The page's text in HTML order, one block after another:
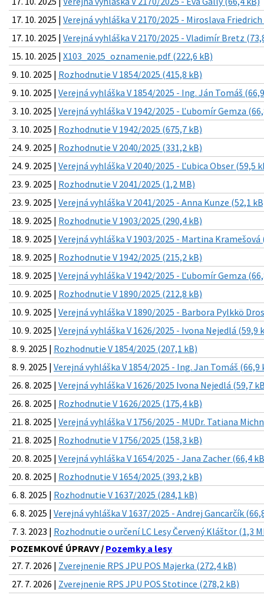
17. 10. 2025 | Verejná vyhláška V 2170/2025 - Miroslava
17. 10. 2025 | Verejná vyhláška V 2170/2025 - Vladimír Bretz
15. 10. 2025 | X103_2025_oznamenie.pdf (222,6 kB)
9. 10. 2025 | Rozhodnutie V 1854/2025 (415,8 kB)
9. 10. 2025 | Verejná vyhláška V 1854/2025 - Ing. Ján Tomáš
3. 10. 2025 | Verejná vyhláška V 1942/2025 - Ľubomír Gemza
3. 10. 2025 | Rozhodnutie V 1942/2025 (675,7 kB)
24. 9. 2025 | Rozhodnutie V 2040/2025 (331,2 kB)
24. 9. 2025 | Verejná vyhláška V 2040/2025 - Ľubica Obser (59,5
23. 9. 2025 | Rozhodnutie V 2041/2025 (1,2 MB)
23. 9. 2025 | Verejná vyhláška V 2041/2025 - Anna Kunze (52,1
18. 9. 2025 | Rozhodnutie V 1903/2025 (290,4 kB)
18. 9. 2025 | Verejná vyhláška V 1903/2025 - Martina Kramešová
18. 9. 2025 | Rozhodnutie V 1942/2025 (215,2 kB)
18. 9. 2025 | Verejná vyhláška V 1942/2025 - Ľubomír Gemza
10. 9. 2025 | Rozhodnutie V 1890/2025 (212,8 kB)
10. 9. 2025 | Verejná vyhláška V 1890/2025 - Barbora Pylkkö
10. 9. 2025 | Verejná vyhláška V 1626/2025 - Ivona Nejedlá (59,9
8. 9. 2025 | Rozhodnutie V 1854/2025 (207,1 kB)
8. 9. 2025 | Verejná vyhláška V 1854/2025 - Ing. Jan Tomáš (66,9
26. 8. 2025 | Verejná vyhláška V 1626/2025 Ivona Nejedlá (59,7
26. 8. 2025 | Rozhodnutie V 1626/2025 (175,4 kB)
21. 8. 2025 | Verejná vyhláška V 1756/2025 - MUDr. Tatiana
21. 8. 2025 | Rozhodnutie V 1756/2025 (158,3 kB)
20. 8. 2025 | Verejná vyhláška V 1654/2025 - Jana Zacher (66,4
20. 8. 2025 | Rozhodnutie V 1654/2025 (393,2 kB)
6. 8. 2025 | Rozhodnutie V 1637/2025 (284,1 kB)
6. 8. 2025 | Verejná vyhláška V 1637/2025 - Andrej Gancarčík
7. 3. 2023 | Rozhodnutie o určení LC Lesy Červený Kláštor (1,3
POZEMKOVÉ ÚPRAVY / Pozemky a lesy
27. 7. 2026 | Zverejnenie RPS JPU POS Majerka (272,4 kB)
27. 7. 2026 | Zverejnenie RPS JPU POS Stotince (278,2 kB)